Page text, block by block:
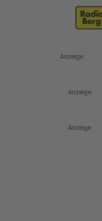
Anzeige
Anzeige
Anzeige